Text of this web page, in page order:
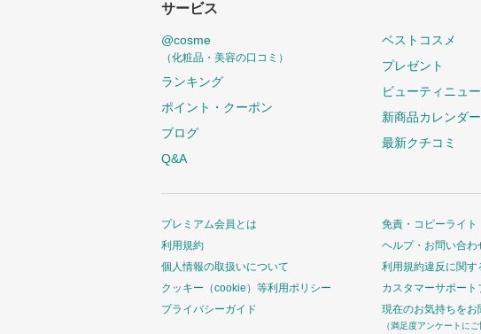
サービス
@cosme
（化粧品・美容の口コミ）
ランキング
ポイント・クーポン
ブログ
Q&A
ベストコスメ
プレゼント
ビューティニュ
新商品カレンダー
最新クチコミ
プレミアム会員とは
利用規約
個人情報の取扱いについて
クッキー（cookie）等利用ポリシー
プライバシーガイド
免責・コピーライト
ヘルプ・お問い合わ
利用規約違反に関す
カスタマーサポート
現在のお気持ちをお
（満足度アンケートにご